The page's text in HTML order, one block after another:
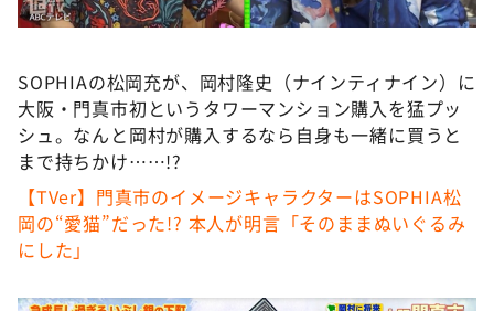
教えて！ニュースライブ 正義のミカタ
新婚さんいらっしゃい！
ポツンと一軒家
ザキ山小屋本館
ぺこぱのまるスポ
アナ回覧板
SOPHIAの松岡充が、岡村隆史（ナインティナイン）に
大阪・門真市初というタワーマンション購入を猛プッ
シュ。なんと岡村が購入するなら自身も一緒に買うと
まで持ちかけ……!?
【TVer】門真市のイメージキャラクターはSOPHIA松
岡の“愛猫”だった!? 本人が明言「そのままぬいぐるみ
にした」